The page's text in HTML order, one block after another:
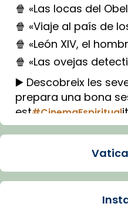
🍿 «Las locas del
🍿 «Viaje al país de
🍿 «León XIV, el
🍿 «Las ovejas
▶️ Descobreix les
prepara una bona
est#CinemaEspiritual
Imatge: Generada
Arquebisbat de